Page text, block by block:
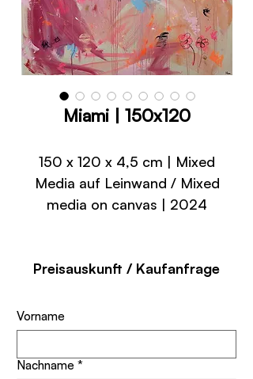
Miami | 150x120
150 x 120 x 4,5 cm | Mixed
Media auf Leinwand / Mixed
media on canvas | 2024
Preisauskunft / Kaufanfrage
Vorname
Nachname *